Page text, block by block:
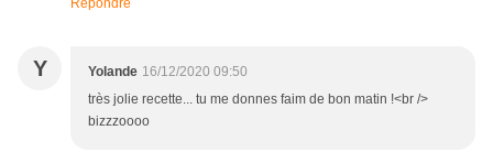
Répondre
Y Yolande 16/12/2020 09:50
très jolie recette... tu me donnes faim de bon matin !<br />
bizzzoooo